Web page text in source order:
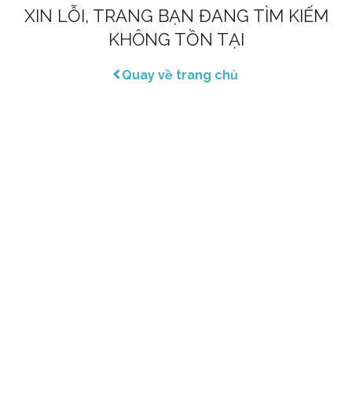
XIN LỖI, TRANG BẠN ĐANG TÌM KIẾM
KHÔNG TỒN TẠI
Quay về trang chủ